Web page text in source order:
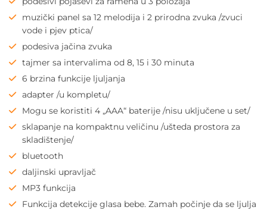
muzički panel sa 12 melodija i 2 prirodna zvuka /zvuci
vode i pjev ptica/
podesiva jačina zvuka
tajmer sa intervalima od 8, 15 i 30 minuta
6 brzina funkcije ljuljanja
adapter /u kompletu/
Mogu se koristiti 4 „AAA“ baterije /nisu uključene u set/
sklapanje na kompaktnu veličinu /ušteda prostora za
skladištenje/
bluetooth
daljinski upravljač
MP3 funkcija
Funkcija detekcije glasa bebe. Zamah počinje da se ljulja